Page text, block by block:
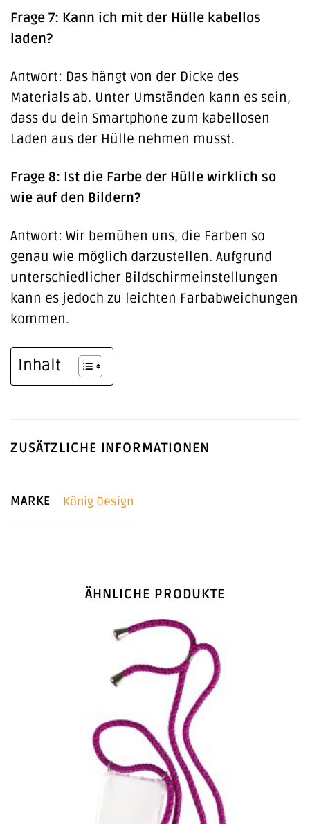
Frage 7: Kann ich mit der Hülle kabellos
laden?
Antwort: Das hängt von der Dicke des
Materials ab. Unter Umständen kann es sein,
dass du dein Smartphone zum kabellosen
Laden aus der Hülle nehmen musst.
Frage 8: Ist die Farbe der Hülle wirklich so
wie auf den Bildern?
Antwort: Wir bemühen uns, die Farben so
genau wie möglich darzustellen. Aufgrund
unterschiedlicher Bildschirmeinstellungen
kann es jedoch zu leichten Farbabweichungen
kommen.
Inhalt
ZUSÄTZLICHE INFORMATIONEN
MARKE König Design
ÄHNLICHE PRODUKTE